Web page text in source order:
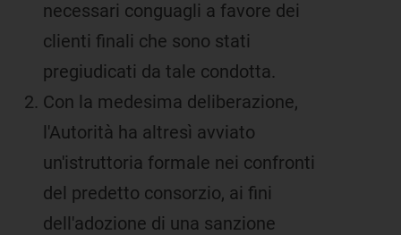
necessari conguagli a favore dei
clienti finali che sono stati
pregiudicati da tale condotta.
Con la medesima deliberazione,
l'Autorità ha altresì avviato
un'istruttoria formale nei confronti
del predetto consorzio, ai fini
dell'adozione di una sanzione